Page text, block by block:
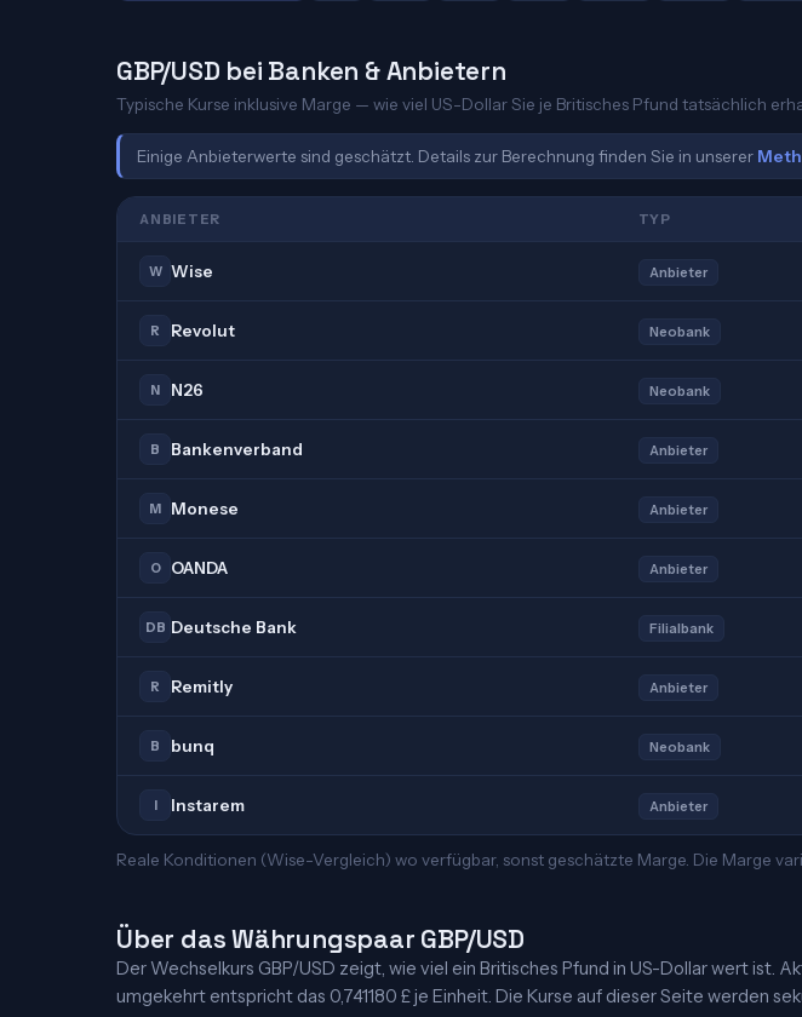
GBP/USD bei Banken & Anbietern
Typische Kurse inklusive Marge — wie viel US-Dollar Sie je Britisches Pfund tatsächlich
Einige Anbieterwerte sind geschätzt. Details zur Berechnung finden Sie in unserer
ANBIETER TYP
W Wise Anbieter
R Revolut Neobank
N N26 Neobank
B Bankenverband Anbieter
M Monese Anbieter
O OANDA Anbieter
DB Deutsche Bank Filialbank
R Remitly Anbieter
B bunq Neobank
I Instarem Anbieter
Reale Konditionen (Wise-Vergleich) wo verfügbar, sonst geschätzte Marge. Die Marge
Über das Währungspaar GBP/USD
Der Wechselkurs GBP/USD zeigt, wie viel ein Britisches Pfund in US-Dollar wert ist.
umgekehrt entspricht das 0,741180 £ je Einheit. Die Kurse auf dieser Seite werden